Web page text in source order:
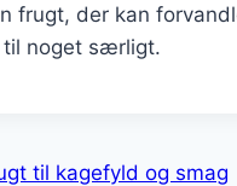
frugt, der kan
noget særligt.
til kagefyld og smag